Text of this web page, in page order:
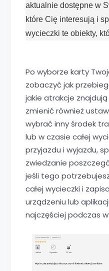
aktualnie dostępne w
które Cię interesują i
wycieczki te obiekty,
Po wyborze karty
zobaczyć jak
jakie atrakcje znajdują
zmienić również
wybrać inny środek
lub w czasie całej
przyjazdu i wyjazdu,
zwiedzanie
jeśli tego
całej wycieczki i
urządzeniu lub
najczęściej podczas